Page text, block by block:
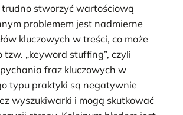
stworzyć wartościową
problemem jest nadmierne
kluczowych w treści, co może
tzw. „keyword stuffing”, czyli
fraz kluczowych w
typu praktyki są negatywnie
wyszukiwarki i mogą skutkować